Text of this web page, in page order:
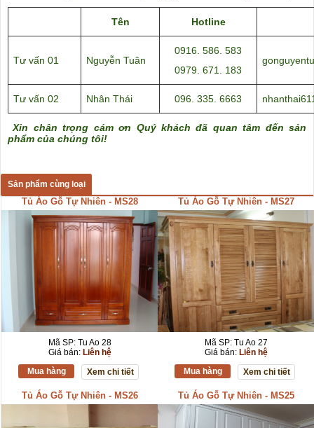
Tên Hotline
Tư vấn 01 Nguyễn Tuân
0916. 586. 583
0979. 671. 183
Tư vấn 02 Nhân Thái 096. 335. 6663
Xin chân trọng cám ơn Quý khách đã quan tâm đến sản
phẩm của chúng tôi!
Sản phẩm cùng loại
Tủ Áo Gỗ Tự Nhiên - MS28
Mã SP: Tu Ao 28
Giá bán: Liên hệ
Mua hàng
Xem chi tiết
Tủ Áo Gỗ Tự Nhiên - MS27
Mã SP: Tu Ao 27
Giá bán: Liên hệ
Mua hàng
Xem chi tiết
Tủ Áo Gỗ Tự Nhiên - MS26 Tủ Áo Gỗ Tự Nhiên - MS25